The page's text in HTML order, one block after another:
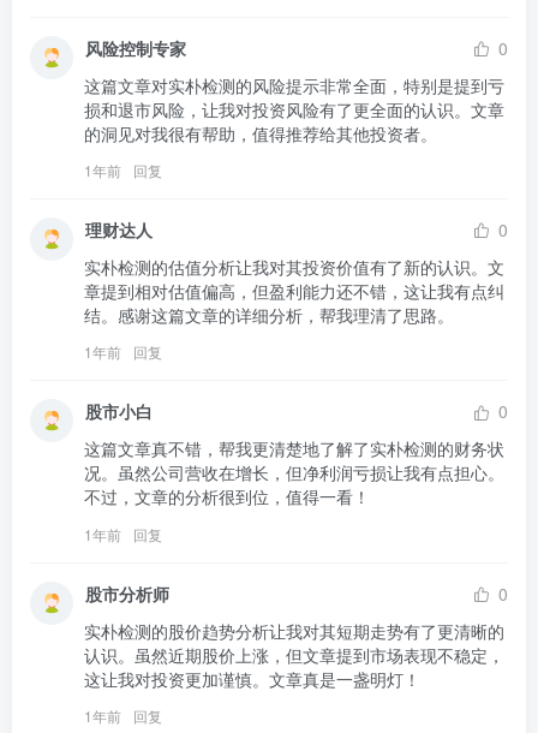
风险控制专家
0
这篇文章对实朴检测的风险提示非常全面，特别是提到亏
损和退市风险，让我对投资风险有了更全面的认识。文章
的洞见对我很有帮助，值得推荐给其他投资者。
1年前 回复
理财达人
0
实朴检测的估值分析让我对其投资价值有了新的认识。文
章提到相对估值偏高，但盈利能力还不错，这让我有点纠
结。感谢这篇文章的详细分析，帮我理清了思路。
1年前 回复
股市小白
0
这篇文章真不错，帮我更清楚地了解了实朴检测的财务状
况。虽然公司营收在增长，但净利润亏损让我有点担心。
不过，文章的分析很到位，值得一看！
1年前 回复
股市分析师
0
实朴检测的股价趋势分析让我对其短期走势有了更清晰的
认识。虽然近期股价上涨，但文章提到市场表现不稳定，
这让我对投资更加谨慎。文章真是一盏明灯！
1年前 回复